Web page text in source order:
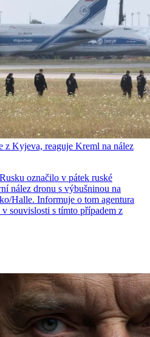
z Kyjeva, reaguje Kreml na nález
označilo v pátek ruské
nález dronu s výbušninou na
Halle. Informuje o tom agentura
souvislosti s tímto případem z